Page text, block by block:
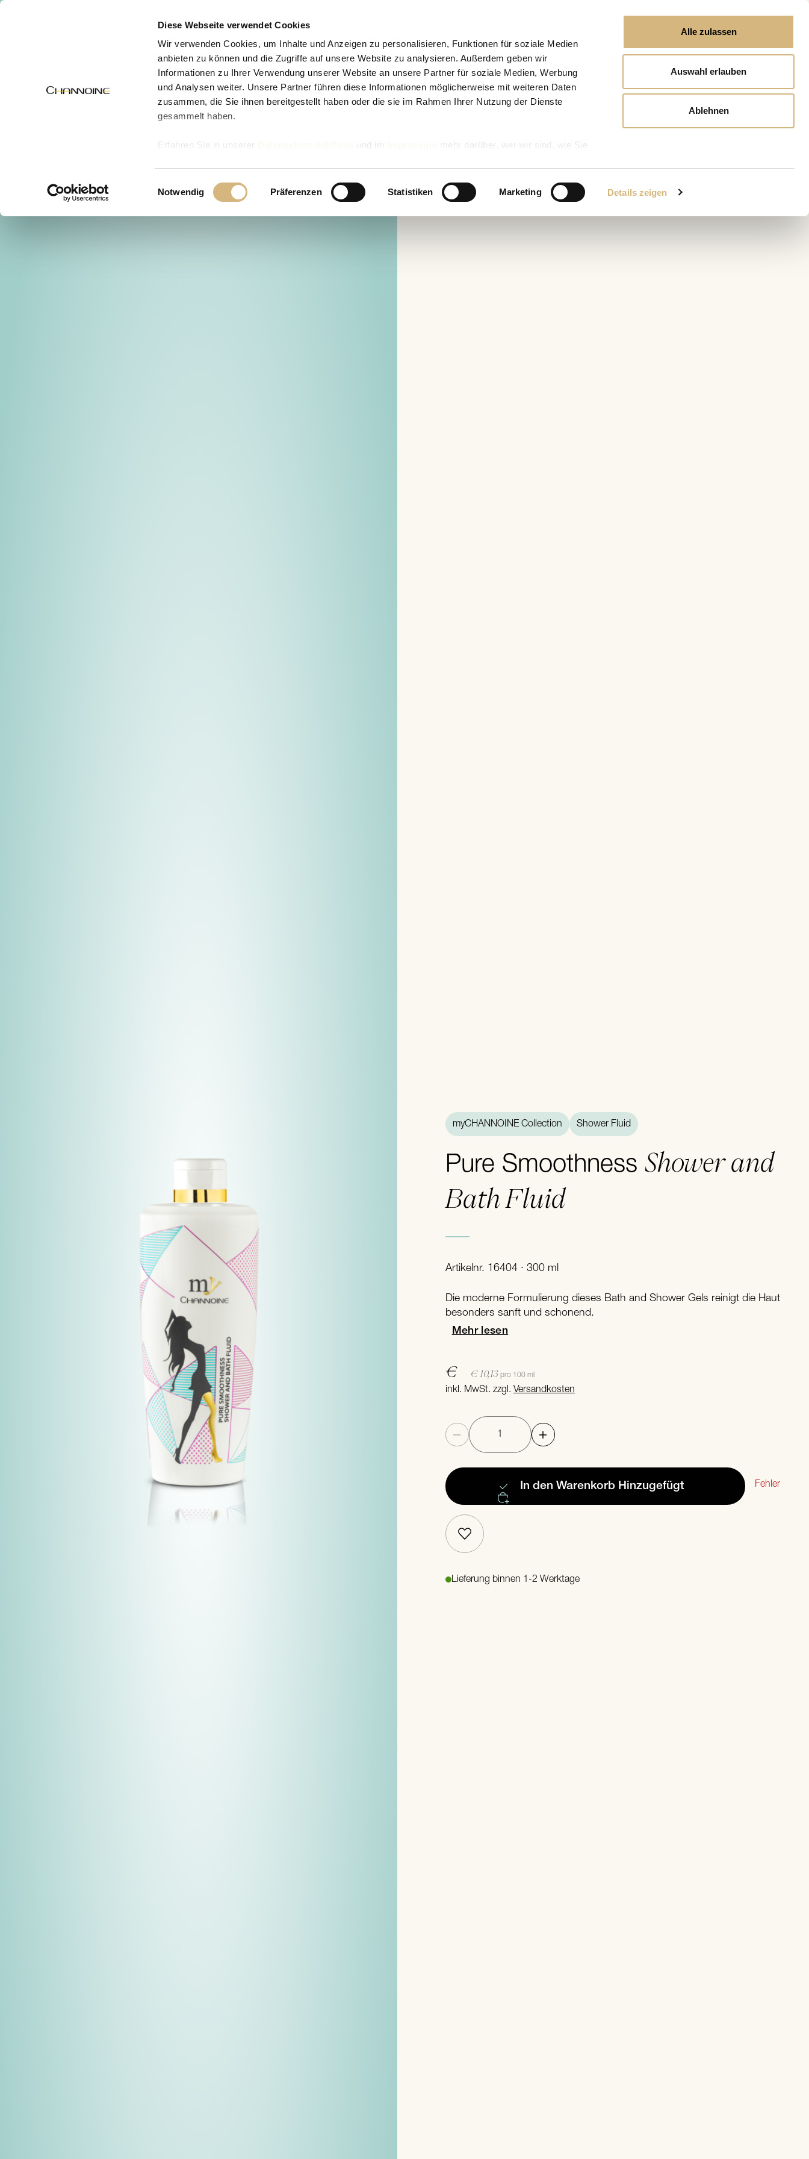
Diese Webseite verwendet Cookies
Wir verwenden Cookies, um Inhalte und Anzeigen zu personalisieren, Funktionen für soziale Medien
anbieten zu können und die Zugriffe auf unsere Website zu analysieren. Außerdem geben wir
Informationen zu Ihrer Verwendung unserer Website an unsere Partner für soziale Medien, Werbung
und Analysen weiter. Unsere Partner führen diese Informationen möglicherweise mit weiteren Daten
zusammen, die Sie ihnen bereitgestellt haben oder die sie im Rahmen Ihrer Nutzung der Dienste
gesammelt haben.
Erfahren Sie in unserer und im
mehr darüber, wer wir sind, wie Sie
Einwilligungsauswahl
Notwendig Präferenzen Statistiken Marketing Details zeigen
Alle zulassen
Auswahl erlauben
Ablehnen
myCHANNOINE Collection Shower Fluid
Pure Smoothness Shower and
Bath Fluid
Artikelnr. 16404 · 300 ml
Die moderne Formulierung dieses Bath and Shower Gels reinigt die Haut
besonders sanft und schonend.
Mehr lesen
€ € 10,13 pro 100 ml
inkl. MwSt. zzgl. Versandkosten
Anzahl
In den Warenkorb Hinzugefügt Fehler
Lieferung binnen 1-2 Werktage